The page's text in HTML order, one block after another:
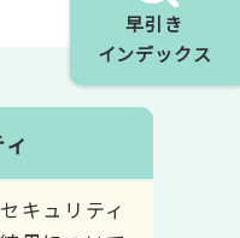
早引き
インデックス
キュリティ